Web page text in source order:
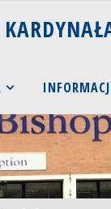
KARDYNAŁ